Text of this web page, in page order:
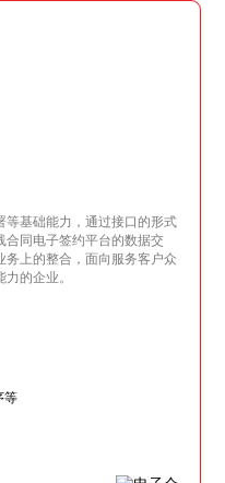
等基础能力，通过接口的形式
合同电子签约平台的数据交
上的整合，面向服务客户众
的企业。
等